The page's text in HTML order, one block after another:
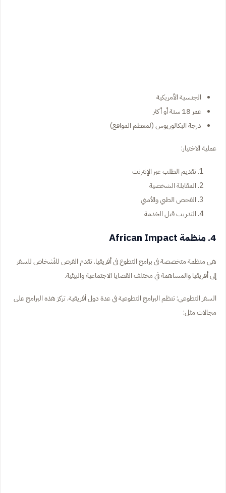
الجنسية الأمريكية
عمر 18 سنة أو أكثر
درجة البكالوريوس (لمعظم المواقع)
عملية الاختيار:
تقديم الطلب عبر الإنترنت
المقابلة الشخصية
الفحص الطبي والأمني
التدريب قبل الخدمة
4. منظمة African Impact
هي منظمة متخصصة في برامج التطوع في أفريقيا. تقدم الفرص للأشخاص للسفر
إلى أفريقيا والمساهمة في مختلف القضايا الاجتماعية والبيئية.
السفر التطوعي: تنظم البرامج التطوعية في عدة دول أفريقية. تركز هذه البرامج على
مجالات مثل: